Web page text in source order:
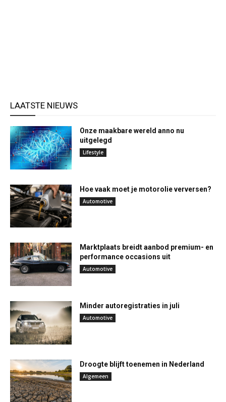
LAATSTE NIEUWS
Onze maakbare wereld anno nu
uitgelegd
Lifestyle
Hoe vaak moet je motorolie verversen?
Automotive
Marktplaats breidt aanbod premium- en
performance occasions uit
Automotive
Minder autoregistraties in juli
Automotive
Droogte blijft toenemen in Nederland
Algemeen